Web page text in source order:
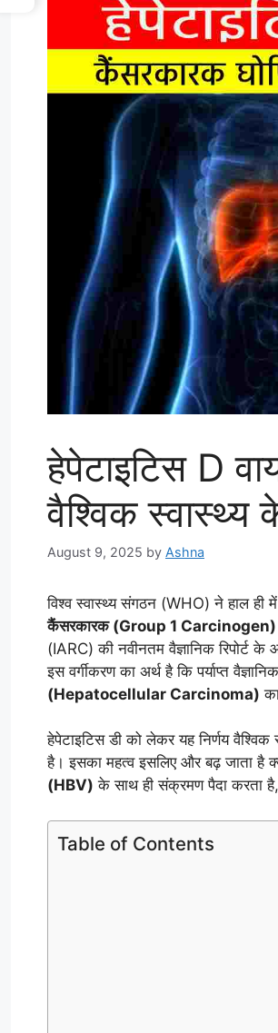
हेपेटाइटिस D
वैश्विक स्वास्थ्य
August 9, 2025 by Ashna
विश्व स्वास्थ्य संगठन (WHO) ने हाल
कैंसरकारक (Group 1 Carcinogen)
(IARC) की नवीनतम वैज्ञानिक रिपोर्ट के
इस वर्गीकरण का अर्थ है कि पर्याप्त
(Hepatocellular Carcinoma)
हेपेटाइटिस डी को लेकर यह निर्णय
है। इसका महत्व इसलिए और बढ़ जाता है
(HBV) के साथ ही संक्रमण पैदा करता
Table of Contents